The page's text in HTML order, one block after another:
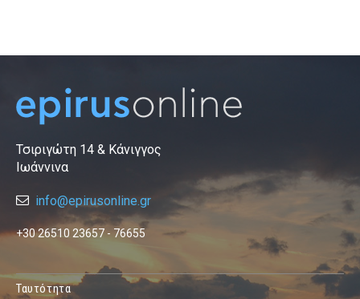
Τσιριγώτη 14 & Κάνιγγος
Ιωάννινα
info@epirusonline.gr
+30 26510 23657 - 76655
Ταυτότητα